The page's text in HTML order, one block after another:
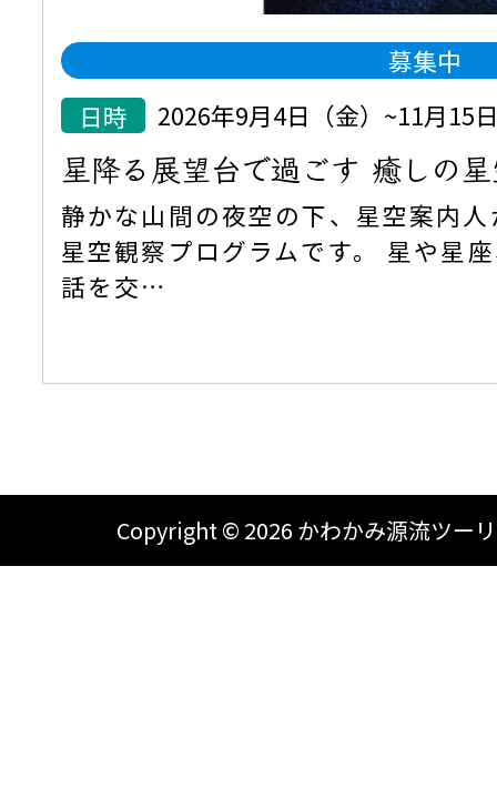
募集中
日時
2026年9月4日（金）~11月15
星降る展望台で過ごす 癒しの
静かな山間の夜空の下、星空案内
星空観察プログラムです。 星や星
話を交…
Copyright © 2026 かわかみ源流ツー